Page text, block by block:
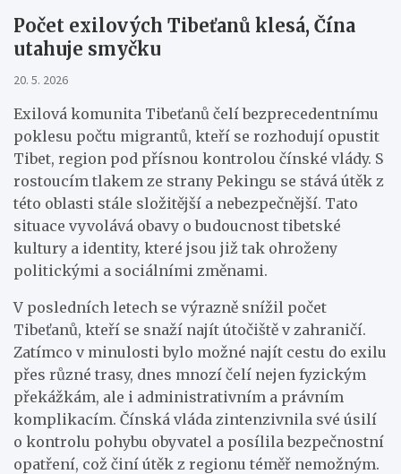
Počet exilových Tibeťanů klesá, Čína
utahuje smyčku
20. 5. 2026
Exilová komunita Tibeťanů čelí bezprecedentnímu
poklesu počtu migrantů, kteří se rozhodují opustit
Tibet, region pod přísnou kontrolou čínské vlády. S
rostoucím tlakem ze strany Pekingu se stává útěk z
této oblasti stále složitější a nebezpečnější. Tato
situace vyvolává obavy o budoucnost tibetské
kultury a identity, které jsou již tak ohroženy
politickými a sociálními změnami.
V posledních letech se výrazně snížil počet
Tibeťanů, kteří se snaží najít útočiště v zahraničí.
Zatímco v minulosti bylo možné najít cestu do exilu
přes různé trasy, dnes mnozí čelí nejen fyzickým
překážkám, ale i administrativním a právním
komplikacím. Čínská vláda zintenzivnila své úsilí
o kontrolu pohybu obyvatel a posílila bezpečnostní
opatření, což činí útěk z regionu téměř nemožným.